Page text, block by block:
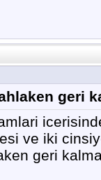
geri
ve iki
geri